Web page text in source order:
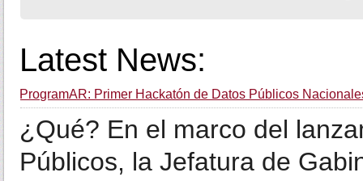
Latest News:
ProgramAR: Primer Hackatón de Datos Públicos
¿Qué? En el marco del
Públicos, la Jefatura de